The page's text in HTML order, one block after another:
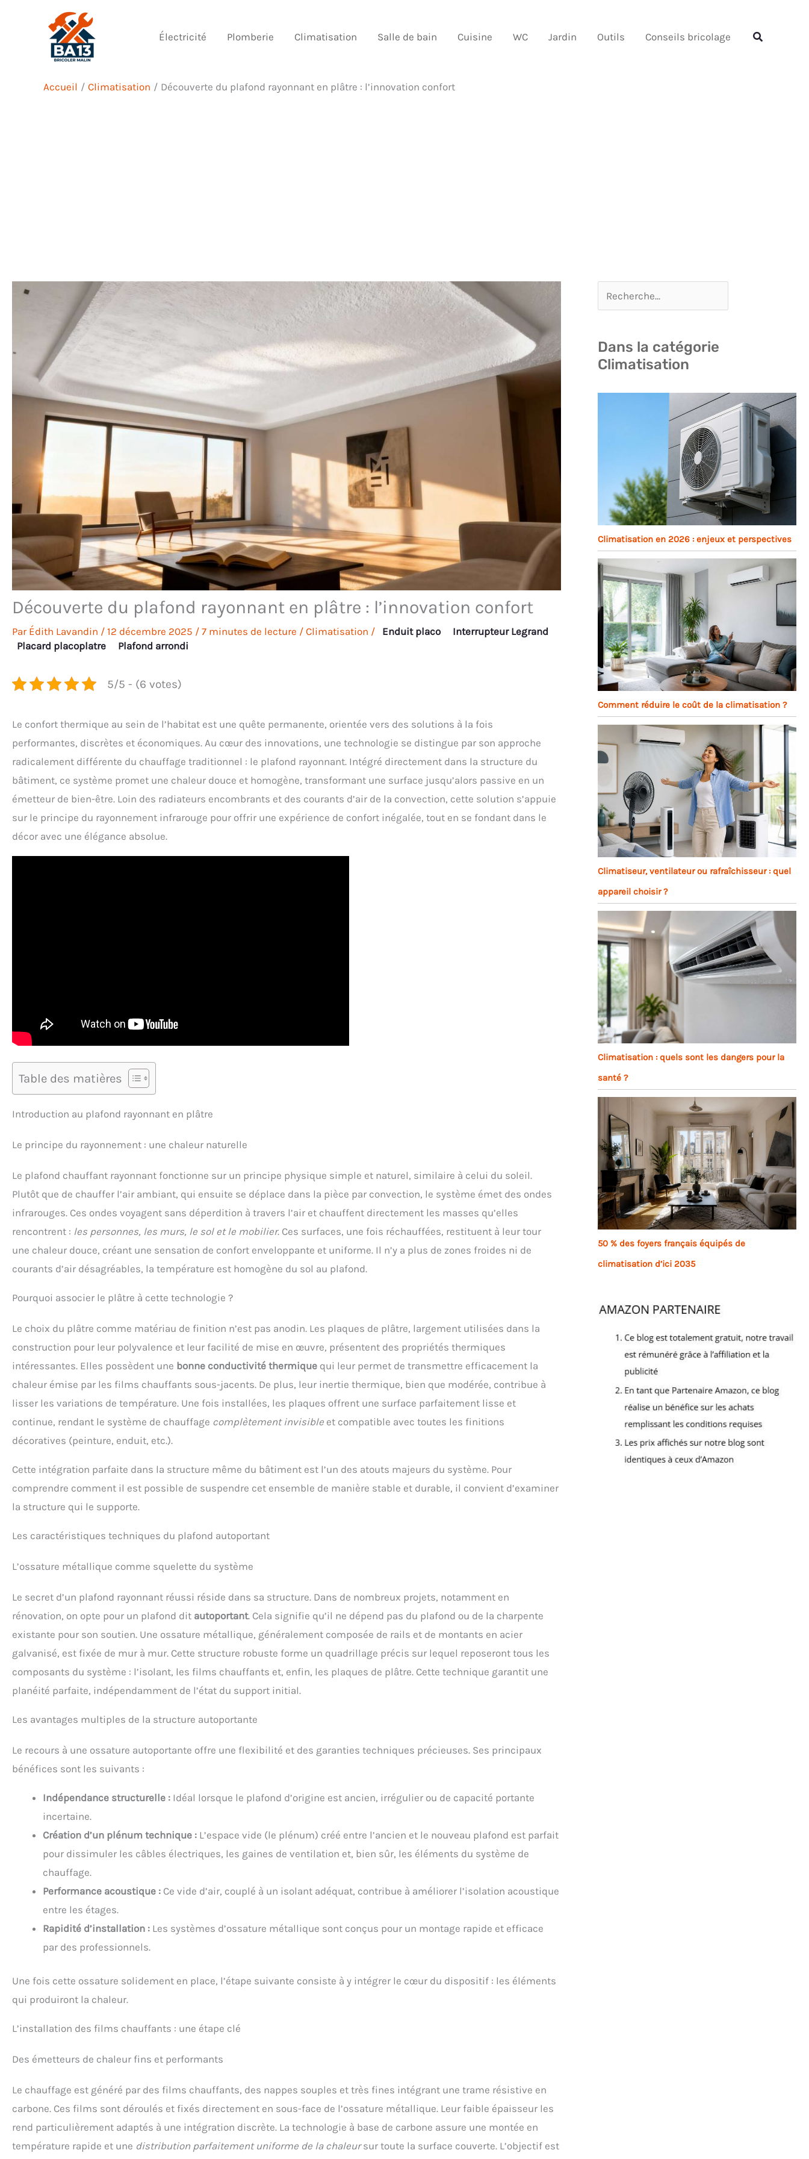
Électricité Plomberie Climatisation Salle de bain Cuisine WC Jardin Outils Conseils bricolage Rechercher
Accueil Climatisation Découverte du plafond rayonnant en plâtre : l’innovation confort
Découverte du plafond rayonnant en plâtre : l’innovation confort
Par Édith Lavandin / 12 décembre 2025 / 7 minutes de lecture / Climatisation / Enduit placo
Interrupteur Legrand
Placard placoplatre
Plafond arrondi
5/5 - (6 votes)
Le confort thermique au sein de l’habitat est une quête permanente, orientée vers des solutions à la fois
performantes, discrètes et économiques. Au cœur des innovations, une technologie se distingue par son approche
radicalement différente du chauffage traditionnel : le plafond rayonnant. Intégré directement dans la structure du
bâtiment, ce système promet une chaleur douce et homogène, transformant une surface jusqu’alors passive en un
émetteur de bien-être. Loin des radiateurs encombrants et des courants d’air de la convection, cette solution s’appuie
sur le principe du rayonnement infrarouge pour offrir une expérience de confort inégalée, tout en se fondant dans le
décor avec une élégance absolue.
Table des matières
Introduction au plafond rayonnant en plâtre
Le principe du rayonnement : une chaleur naturelle
Le plafond chauffant rayonnant fonctionne sur un principe physique simple et naturel, similaire à celui du soleil.
Plutôt que de chauffer l’air ambiant, qui ensuite se déplace dans la pièce par convection, le système émet des ondes
infrarouges. Ces ondes voyagent sans déperdition à travers l’air et chauffent directement les masses qu’elles
rencontrent : les personnes, les murs, le sol et le mobilier. Ces surfaces, une fois réchauffées, restituent à leur tour
une chaleur douce, créant une sensation de confort enveloppante et uniforme. Il n’y a plus de zones froides ni de
courants d’air désagréables, la température est homogène du sol au plafond.
Pourquoi associer le plâtre à cette technologie ?
Le choix du plâtre comme matériau de finition n’est pas anodin. Les plaques de plâtre, largement utilisées dans la
construction pour leur polyvalence et leur facilité de mise en œuvre, présentent des propriétés thermiques
intéressantes. Elles possèdent une bonne conductivité thermique qui leur permet de transmettre efficacement la
chaleur émise par les films chauffants sous-jacents. De plus, leur inertie thermique, bien que modérée, contribue à
lisser les variations de température. Une fois installées, les plaques offrent une surface parfaitement lisse et
continue, rendant le système de chauffage complètement invisible et compatible avec toutes les finitions
décoratives (peinture, enduit, etc.).
Cette intégration parfaite dans la structure même du bâtiment est l’un des atouts majeurs du système. Pour
comprendre comment il est possible de suspendre cet ensemble de manière stable et durable, il convient d’examiner
la structure qui le supporte.
Les caractéristiques techniques du plafond autoportant
L’ossature métallique comme squelette du système
Le secret d’un plafond rayonnant réussi réside dans sa structure. Dans de nombreux projets, notamment en
rénovation, on opte pour un plafond dit autoportant. Cela signifie qu’il ne dépend pas du plafond ou de la charpente
existante pour son soutien. Une ossature métallique, généralement composée de rails et de montants en acier
galvanisé, est fixée de mur à mur. Cette structure robuste forme un quadrillage précis sur lequel reposeront tous les
composants du système : l’isolant, les films chauffants et, enfin, les plaques de plâtre. Cette technique garantit une
planéité parfaite, indépendamment de l’état du support initial.
Les avantages multiples de la structure autoportante
Le recours à une ossature autoportante offre une flexibilité et des garanties techniques précieuses. Ses principaux
bénéfices sont les suivants :
Indépendance structurelle : Idéal lorsque le plafond d’origine est ancien, irrégulier ou de capacité portante
incertaine.
Création d’un plénum technique : L’espace vide (le plénum) créé entre l’ancien et le nouveau plafond est parfait
pour dissimuler les câbles électriques, les gaines de ventilation et, bien sûr, les éléments du système de
chauffage.
Performance acoustique : Ce vide d’air, couplé à un isolant adéquat, contribue à améliorer l’isolation acoustique
entre les étages.
Rapidité d’installation : Les systèmes d’ossature métallique sont conçus pour un montage rapide et efficace
par des professionnels.
Une fois cette ossature solidement en place, l’étape suivante consiste à y intégrer le cœur du dispositif : les éléments
qui produiront la chaleur.
L’installation des films chauffants : une étape clé
Des émetteurs de chaleur fins et performants
Le chauffage est généré par des films chauffants, des nappes souples et très fines intégrant une trame résistive en
carbone. Ces films sont déroulés et fixés directement en sous-face de l’ossature métallique. Leur faible épaisseur les
rend particulièrement adaptés à une intégration discrète. La technologie à base de carbone assure une montée en
température rapide et une distribution parfaitement uniforme de la chaleursur toute la surface couverte. L’objectif est
Dans la catégorie
Climatisation
Climatisation en 2026 : enjeux et perspectives
Comment réduire le coût de la climatisation ?
Climatiseur, ventilateur ou rafraîchisseur : quel
appareil choisir ?
Climatisation : quels sont les dangers pour la
santé ?
50 % des foyers français équipés de
climatisation d’ici 2035